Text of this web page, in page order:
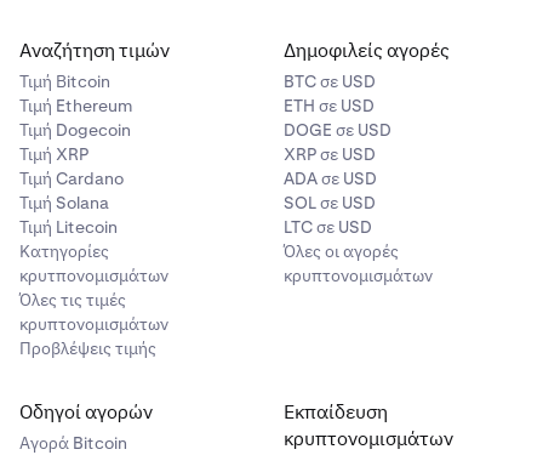
Αναζήτηση τιμών
Τιμή Βitcoin
Τιμή Ethereum
Τιμή Dogecoin
Τιμή XRP
Τιμή Cardano
Τιμή Solana
Τιμή Litecoin
Κατηγορίες
κρυτπονομισμάτων
Όλες τις τιμές
κρυπτονομισμάτων
Προβλέψεις τιμής
Δημοφιλείς αγορές
BTC σε USD
ETH σε USD
DOGE σε USD
XRP σε USD
ADA σε USD
SOL σε USD
LTC σε USD
Όλες οι αγορές
κρυπτονομισμάτων
Οδηγοί αγορών
Αγορά Bitcoin
Εκπαίδευση
κρυπτονομισμάτων